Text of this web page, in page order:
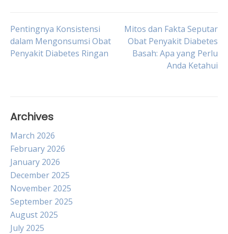
Post
navigation
Pentingnya Konsistensi
dalam Mengonsumsi Obat
Penyakit Diabetes Ringan
Mitos dan Fakta Seputar
Obat Penyakit Diabetes
Basah: Apa yang Perlu
Anda Ketahui
Archives
March 2026
February 2026
January 2026
December 2025
November 2025
September 2025
August 2025
July 2025